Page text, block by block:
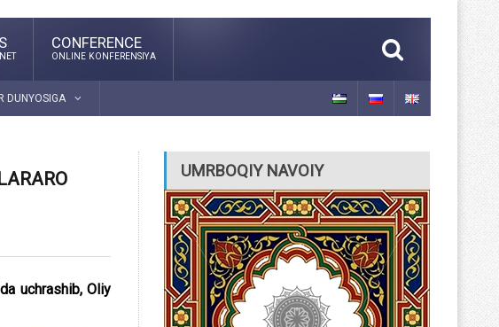
CONFERENCE
ONLINE KONFERENSIYA
DUNYOSIGA
uchrashib, Oliy
UMRBOQIY NAVOIY